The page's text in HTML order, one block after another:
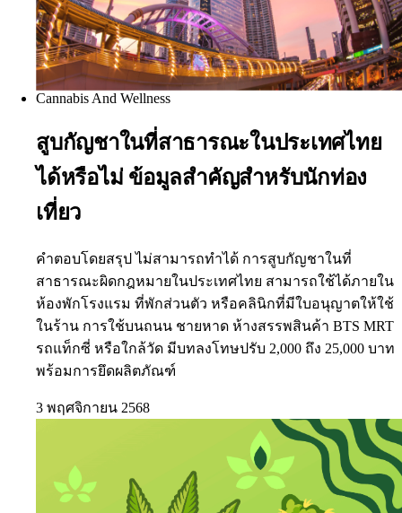
Cannabis And Wellness
สูบกัญชาในที่สาธารณะในประเทศไทย
ได้หรือไม่ ข้อมูลสำคัญสำหรับนักท่อง
เที่ยว
คำตอบโดยสรุป ไม่สามารถทำได้ การสูบกัญชาในที่
สาธารณะผิดกฎหมายในประเทศไทย สามารถใช้ได้ภายใน
ห้องพักโรงแรม ที่พักส่วนตัว หรือคลินิกที่มีใบอนุญาตให้ใช้
ในร้าน การใช้บนถนน ชายหาด ห้างสรรพสินค้า BTS MRT
รถแท็กซี่ หรือใกล้วัด มีบทลงโทษปรับ 2,000 ถึง 25,000 บาท
พร้อมการยึดผลิตภัณฑ์
3 พฤศจิกายน 2568